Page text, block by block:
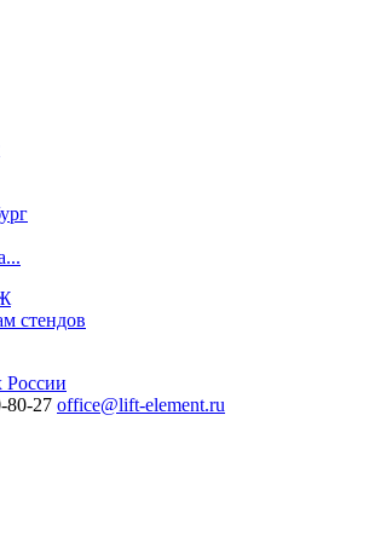
стендов
80-27 office@lift-element.ru